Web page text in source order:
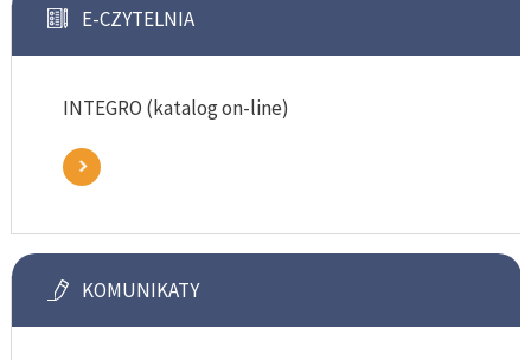
E-CZYTELNIA
INTEGRO (katalog on-line)
KOMUNIKATY